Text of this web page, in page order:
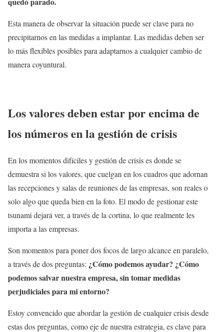
Esta manera de observar la situación puede ser clave para no
precipitarnos en las medidas a implantar. Las medidas deben ser
lo más flexibles posibles para adaptarnos a cualquier cambio de
manera coyuntural.
Los valores deben estar por encima de
los números en la gestión de crisis
En los momentos difíciles y gestión de crisis es donde se
demuestra si los valores, que cuelgan en los cuadros que adornan
las recepciones y salas de reuniones de las empresas, son reales o
solo algo que queda bien en la foto. El modo de gestionar este
tsunami dejará ver, a través de la cortina, lo que realmente les
importa a las empresas.
Son momentos para poner dos focos de largo alcance en paralelo,
a través de dos preguntas: ¿Cómo podemos ayudar? ¿Cómo
podemos salvar nuestra empresa, sin tomar medidas
perjudiciales para mi entorno?
Estoy convencido que abordar la gestión de cualquier crisis desde
estas dos preguntas, como eje de nuestra estrategia, es clave para